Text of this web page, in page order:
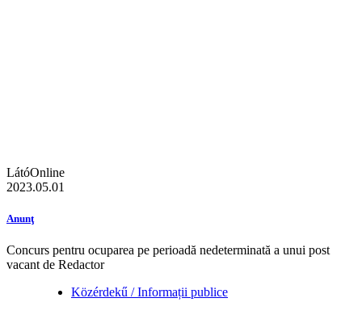
LátóOnline
2023.05.01
Anunţ
Concurs pentru ocuparea pe perioadă nedeterminată a unui post
vacant de Redactor
Közérdekű / Informații publice